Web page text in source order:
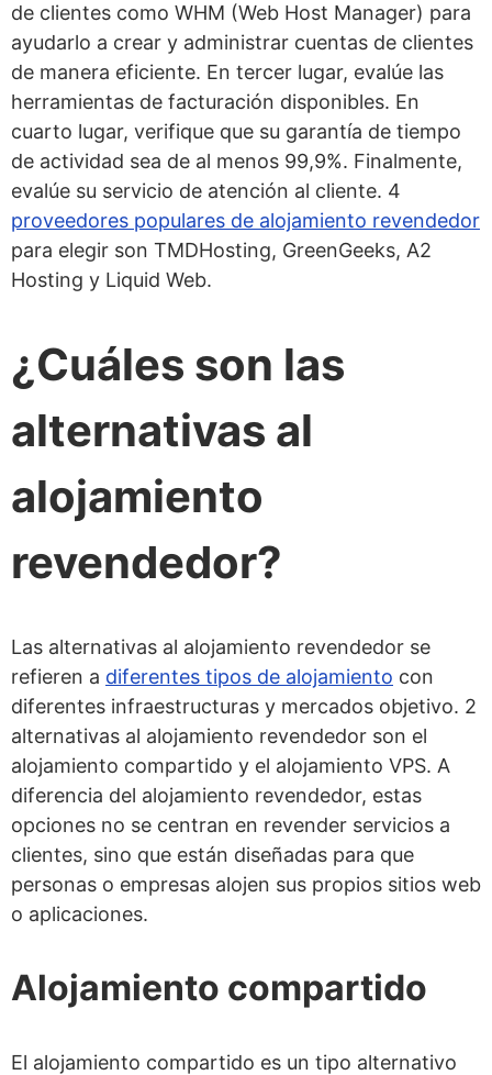
de clientes como WHM (Web Host Manager) para
ayudarlo a crear y administrar cuentas de clientes
de manera eficiente. En tercer lugar, evalúe las
herramientas de facturación disponibles. En
cuarto lugar, verifique que su garantía de tiempo
de actividad sea de al menos 99,9%. Finalmente,
evalúe su servicio de atención al cliente. 4
proveedores populares de alojamiento revendedor
para elegir son TMDHosting, GreenGeeks, A2
Hosting y Liquid Web.
¿Cuáles son las
alternativas al
alojamiento
revendedor?
Las alternativas al alojamiento revendedor se
refieren a diferentes tipos de alojamiento con
diferentes infraestructuras y mercados objetivo. 2
alternativas al alojamiento revendedor son el
alojamiento compartido y el alojamiento VPS. A
diferencia del alojamiento revendedor, estas
opciones no se centran en revender servicios a
clientes, sino que están diseñadas para que
personas o empresas alojen sus propios sitios web
o aplicaciones.
Alojamiento compartido
El alojamiento compartido es un tipo alternativo